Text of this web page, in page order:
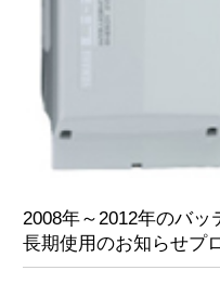
2008年～2012年のバ
長期使用のお知らせプ